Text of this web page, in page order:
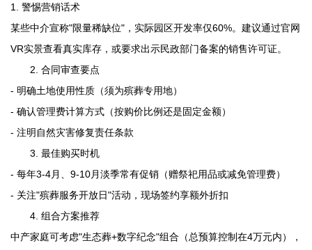
1. 警惕营销话术
某些中介宣称"限量稀缺位"，实际园区开发率仅60%。建议通过官网
VR实景查看真实库存，或要求出示民政部门备案的销售许可证。
2. 合同审查要点
- 明确土地使用性质（须为殡葬专用地）
- 确认管理费计算方式（按购价比例还是固定金额）
- 注明自然灾害修复责任条款
3. 最佳购买时机
- 每年3-4月、9-10月淡季常有促销（赠祭祀用品或减免管理费）
- 关注"殡葬服务开放日"活动，现场签约享额外折扣
4. 组合方案推荐
中产家庭可考虑"生态葬+数字纪念"组合（总预算控制在4万元内），